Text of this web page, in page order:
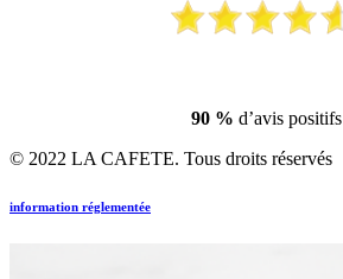
90 % d’avis positifs
© 2022 LA CAFETE. Tous droits réservés
information réglementée